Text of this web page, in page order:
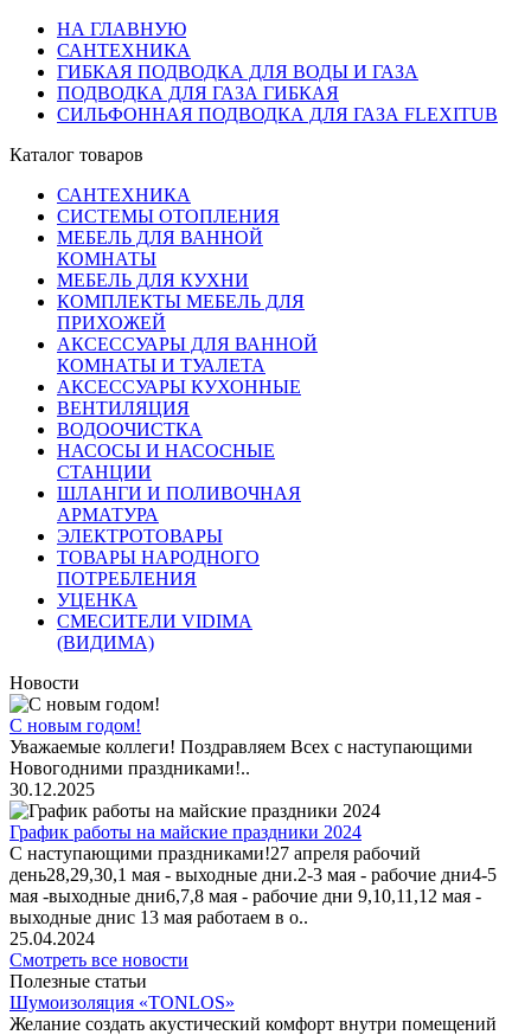
НА ГЛАВНУЮ
САНТЕХНИКА
ГИБКАЯ ПОДВОДКА ДЛЯ ВОДЫ И ГАЗА
ПОДВОДКА ДЛЯ ГАЗА ГИБКАЯ
СИЛЬФОННАЯ ПОДВОДКА ДЛЯ ГАЗА FLEXITUB
Каталог товаров
САНТЕХНИКА
СИСТЕМЫ ОТОПЛЕНИЯ
МЕБЕЛЬ ДЛЯ ВАННОЙ
КОМНАТЫ
МЕБЕЛЬ ДЛЯ КУХНИ
КОМПЛЕКТЫ МЕБЕЛЬ ДЛЯ
ПРИХОЖЕЙ
АКСЕССУАРЫ ДЛЯ ВАННОЙ
КОМНАТЫ И ТУАЛЕТА
АКСЕССУАРЫ КУХОННЫЕ
ВЕНТИЛЯЦИЯ
ВОДООЧИСТКА
НАСОСЫ И НАСОСНЫЕ
СТАНЦИИ
ШЛАНГИ И ПОЛИВОЧНАЯ
АРМАТУРА
ЭЛЕКТРОТОВАРЫ
ТОВАРЫ НАРОДНОГО
ПОТРЕБЛЕНИЯ
УЦЕНКА
СМЕСИТЕЛИ VIDIMA
(ВИДИМА)
Новости
С новым годом!
Уважаемые коллеги! Поздравляем Всех с наступающими
Новогодними праздниками!..
30.12.2025
График работы на майские праздники 2024
С наступающими праздниками!27 апреля рабочий
день28,29,30,1 мая - выходные дни.2-3 мая - рабочие дни4-5
мая -выходные дни6,7,8 мая - рабочие дни 9,10,11,12 мая -
выходные днис 13 мая работаем в о..
25.04.2024
Смотреть все новости
Полезные статьи
Шумоизоляция «TONLOS»
Желание создать акустический комфорт внутри помещений